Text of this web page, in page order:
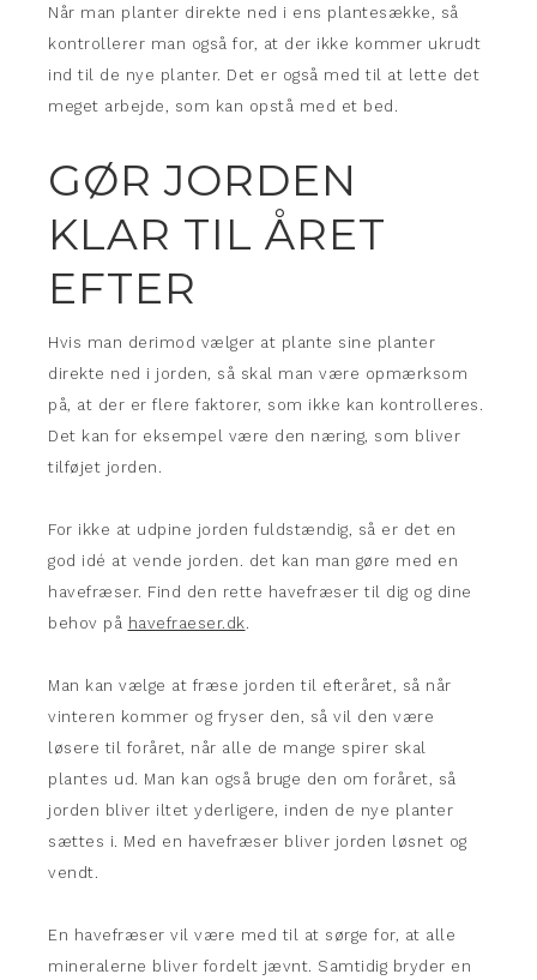
Når man planter direkte ned i ens plantesække, så
kontrollerer man også for, at der ikke kommer ukrudt
ind til de nye planter. Det er også med til at lette det
meget arbejde, som kan opstå med et bed.
GØR JORDEN
KLAR TIL ÅRET
EFTER
Hvis man derimod vælger at plante sine planter
direkte ned i jorden, så skal man være opmærksom
på, at der er flere faktorer, som ikke kan kontrolleres.
Det kan for eksempel være den næring, som bliver
tilføjet jorden.
For ikke at udpine jorden fuldstændig, så er det en
god idé at vende jorden. det kan man gøre med en
havefræser. Find den rette havefræser til dig og dine
behov på havefraeser.dk.
Man kan vælge at fræse jorden til efteråret, så når
vinteren kommer og fryser den, så vil den være
løsere til foråret, når alle de mange spirer skal
plantes ud. Man kan også bruge den om foråret, så
jorden bliver iltet yderligere, inden de nye planter
sættes i. Med en havefræser bliver jorden løsnet og
vendt.
En havefræser vil være med til at sørge for, at alle
mineralerne bliver fordelt jævnt. Samtidig bryder en